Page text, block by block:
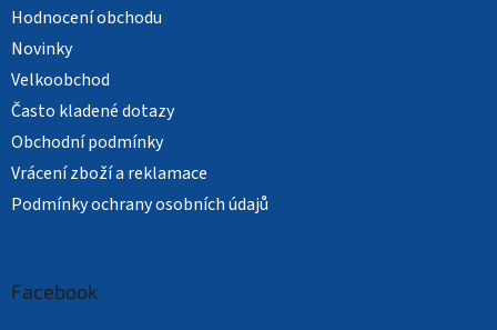
Hodnocení obchodu
Novinky
Velkoobchod
Často kladené dotazy
Obchodní podmínky
Vrácení zboží a reklamace
Podmínky ochrany osobních údajů
Facebook